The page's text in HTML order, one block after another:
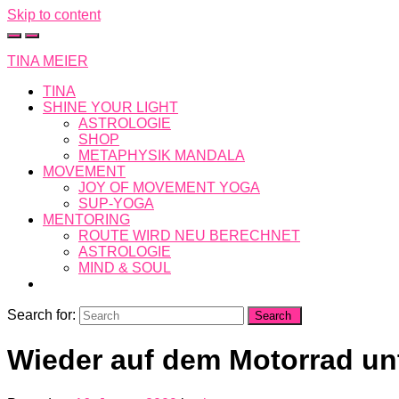
Skip to content
TINA MEIER
TINA
SHINE YOUR LIGHT
ASTROLOGIE
SHOP
METAPHYSIK MANDALA
MOVEMENT
JOY OF MOVEMENT YOGA
SUP-YOGA
MENTORING
ROUTE WIRD NEU BERECHNET
ASTROLOGIE
MIND & SOUL
Search for:
Wieder auf dem Motorrad